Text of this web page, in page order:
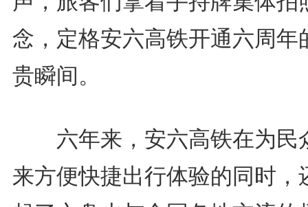
念，定格安六高铁开通六周年
贵瞬间。
六年来，安六高铁在为民
来方便快捷出行体验的同时，